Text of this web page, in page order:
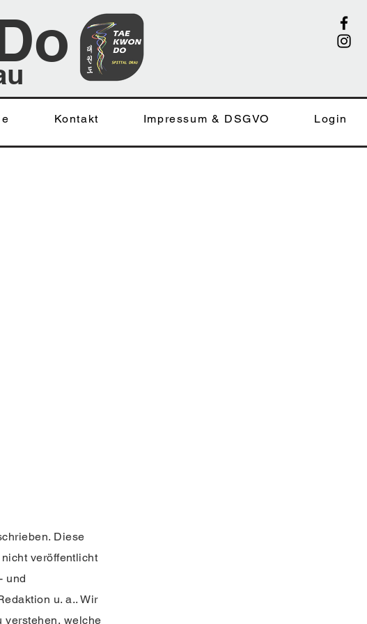
Kontakt Impressum & DSGVO Login
Diese
veröffentlicht
und
u. a.. Wir
verstehen, welche